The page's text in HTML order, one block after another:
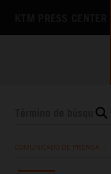
COMUNICADO DE PRENSA